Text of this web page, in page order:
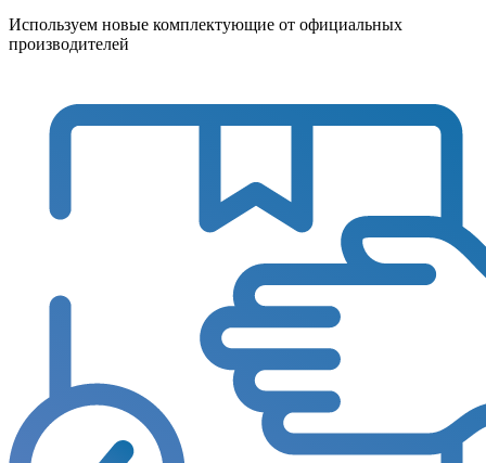
Используем новые комплектующие от официальных
производителей